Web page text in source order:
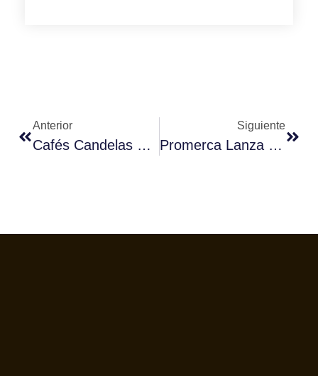
Anterior
Cafés Candelas Colabora Con La XIX Edición De Los Premios Mestre Mateo
Siguiente
Promerca Lanza Un Nuevo Formato De Su Chocolate Blanco A Granel